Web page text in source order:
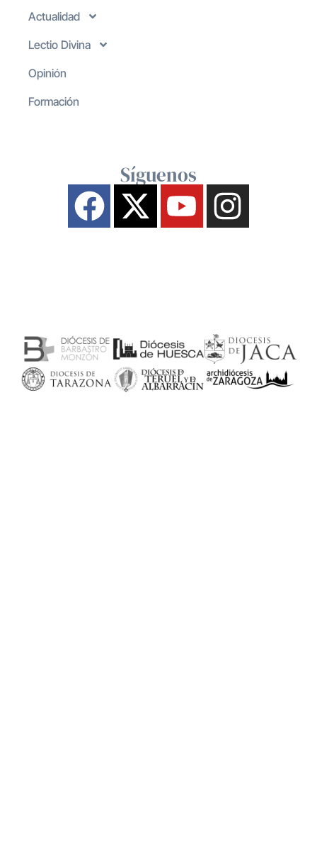
Actualidad
Lectio Divina
Opinión
Formación
Síguenos